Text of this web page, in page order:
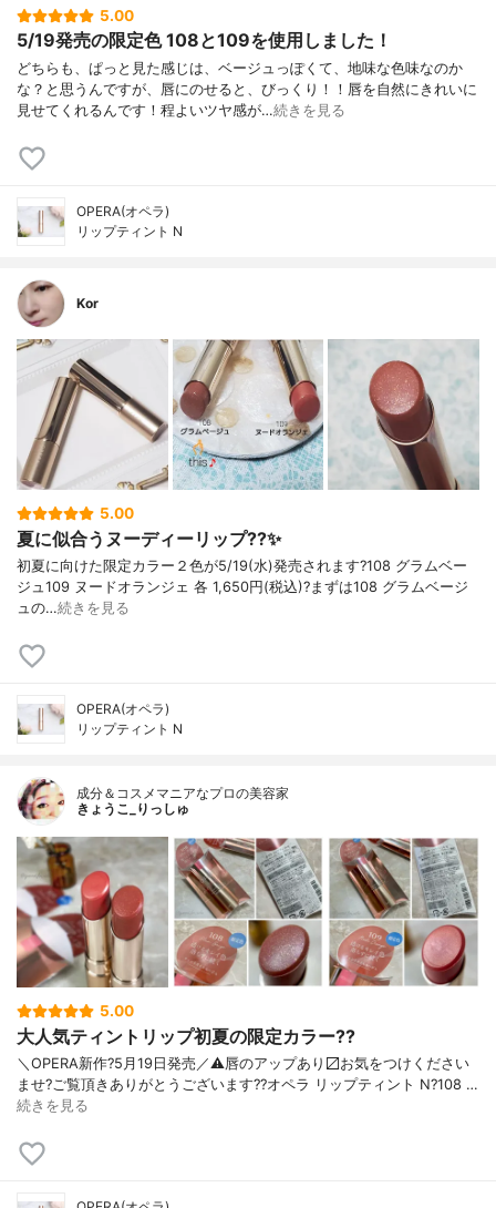
5.00
5/19発売の限定色 108と109を使用しました！
どちらも、ぱっと見た感じは、ベージュっぽくて、地味な色味なのか
な？と思うんですが、唇にのせると、びっくり！！唇を自然にきれいに
見せてくれるんです！程よいツヤ感が…続きを見る
OPERA(オペラ)
リップティント N
Kor
5.00
夏に似合うヌーディーリップ??✨
初夏に向けた限定カラー２色が5/19(水)発売されます?108 グラムベー
ジュ109 ヌードオランジェ 各 1,650円(税込)?まずは108 グラムベージ
ュの…続きを見る
OPERA(オペラ)
リップティント N
成分＆コスメマニアなプロの美容家
きょうこ_りっしゅ
5.00
大人気ティントリップ初夏の限定カラー??
＼OPERA新作?5月19日発売／ ⚠️唇のアップあり〼 お気をつけください
ませ? ご覧頂きありがとうございます? ?オペラ リップティント N ?108 …
続きを見る